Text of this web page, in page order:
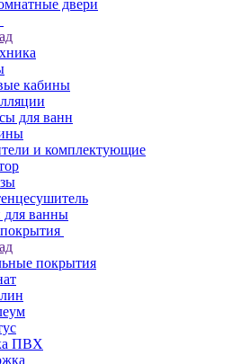
двери
кабины
для ванн
и комплектующие
для ванны
покрытия
ПВХ